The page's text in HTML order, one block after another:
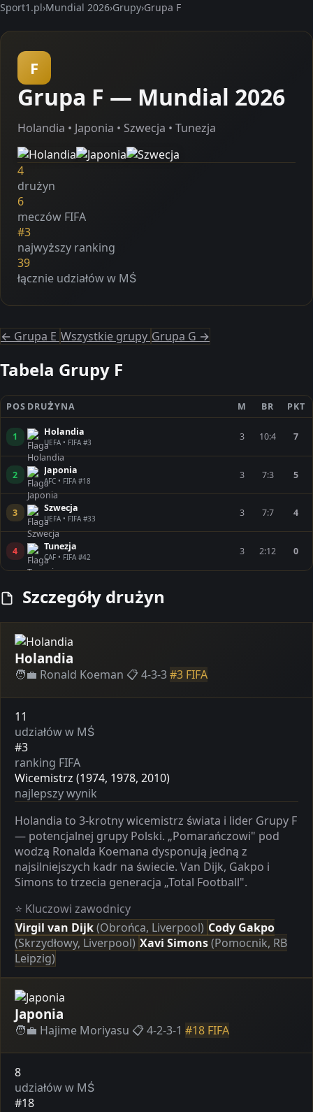
Sport1.pl›Mundial 2026›Grupy›Grupa F
F
Grupa F — Mundial 2026
Holandia • Japonia • Szwecja • Tunezja
4
drużyn
6
meczów FIFA
#3
najwyższy ranking
39
łącznie udziałów w MŚ
← Grupa E Wszystkie grupy Grupa G →
Tabela Grupy F
POS DRUŻYNA M BR PKT
1 Holandia
UEFA • FIFA #3 3 10:4 7
2 Japonia
AFC • FIFA #18 3 7:3 5
3 Szwecja
UEFA • FIFA #33 3 7:7 4
4 Tunezja
CAF • FIFA #42 3 2:12 0
Szczegóły drużyn
Holandia
🧑‍💼 Ronald Koeman 📋 4-3-3#3 FIFA
11
udziałów w MŚ
#3
ranking FIFA
Wicemistrz (1974, 1978, 2010)
najlepszy wynik
Holandia to 3-krotny wicemistrz świata i lider Grupy F
— potencjalnej grupy Polski. „Pomarańczowi" pod
wodzą Ronalda Koemana dysponują jedną z
najsilniejszych kadr na świecie. Van Dijk, Gakpo i
Simons to trzecia generacja „Total Football".
⭐ Kluczowi zawodnicy
Virgil van Dijk(Obrońca, Liverpool) Cody Gakpo
(Skrzydłowy, Liverpool) Xavi Simons(Pomocnik, RB
Leipzig)
Japonia
🧑‍💼 Hajime Moriyasu 📋 4-2-3-1 #18 FIFA
8
udziałów w MŚ
#18